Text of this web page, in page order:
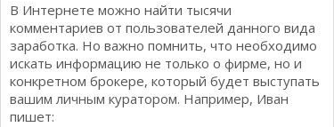
В Интернете можно найти тысячи
комментариев от пользователей данного вида
заработка. Но важно помнить, что необходимо
искать информацию не только о фирме, но и
конкретном брокере, который будет выступать
вашим личным куратором. Например, Иван
пишет: